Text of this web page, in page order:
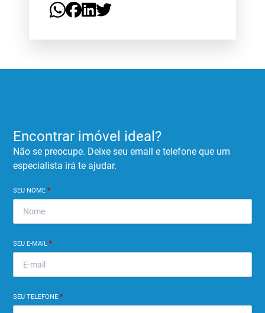
Encontrar imóvel ideal?
Não se preocupe. Deixe seu email e telefone que um
especialista irá te ajudar.
SEU NOME*
SEU E-MAIL*
SEU TELEFONE*